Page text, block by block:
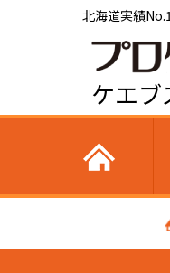
北海道実績
ケエ